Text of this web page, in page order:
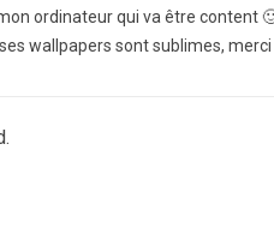
ordinateur qui va être content
wallpapers sont sublimes, merci